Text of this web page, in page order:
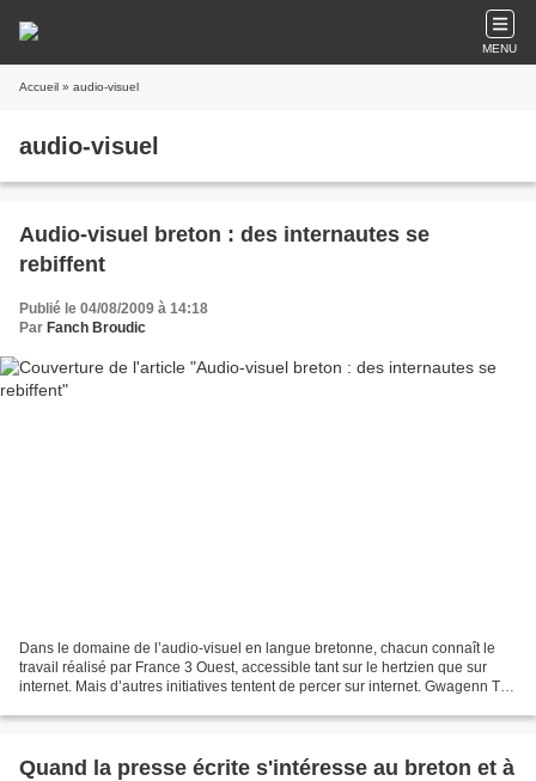
MENU
Accueil » audio-visuel
audio-visuel
Audio-visuel breton : des internautes se
rebiffent
Publié le 04/08/2009 à 14:18
Par Fanch Broudic
Dans le domaine de l’audio-visuel en langue bretonne, chacun connaît le
travail réalisé par France 3 Ouest, accessible tant sur le hertzien que sur
internet. Mais d’autres initiatives tentent de percer sur internet. Gwagenn TV
Quand la presse écrite s'intéresse au breton et à